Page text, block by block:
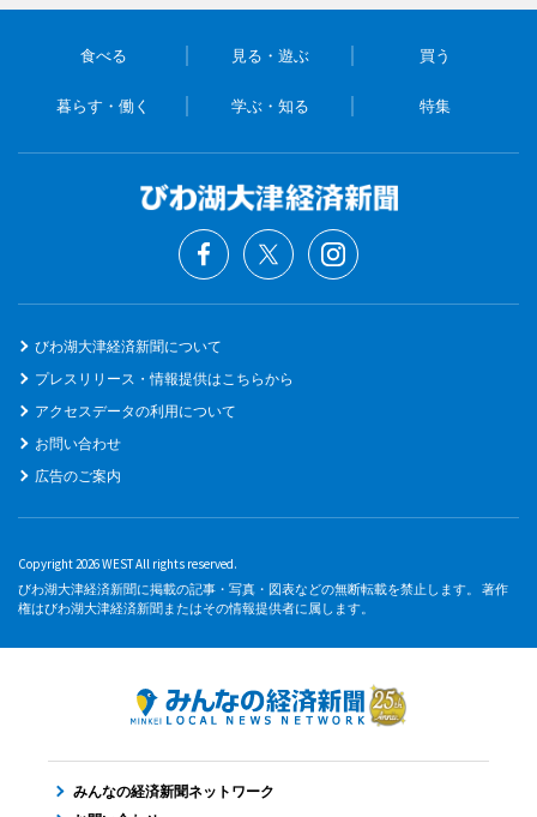
食べる 見る・遊ぶ 買う
暮らす・働く 学ぶ・知る 特集
びわ湖大津経済新聞について
プレスリリース・情報提供はこちらから
アクセスデータの利用について
お問い合わせ
広告のご案内
Copyright 2026 WEST All rights reserved.
びわ湖大津経済新聞に掲載の記事・写真・図表などの無断転載を禁止します。 著作
権はびわ湖大津経済新聞またはその情報提供者に属します。
みんなの経済新聞ネットワーク